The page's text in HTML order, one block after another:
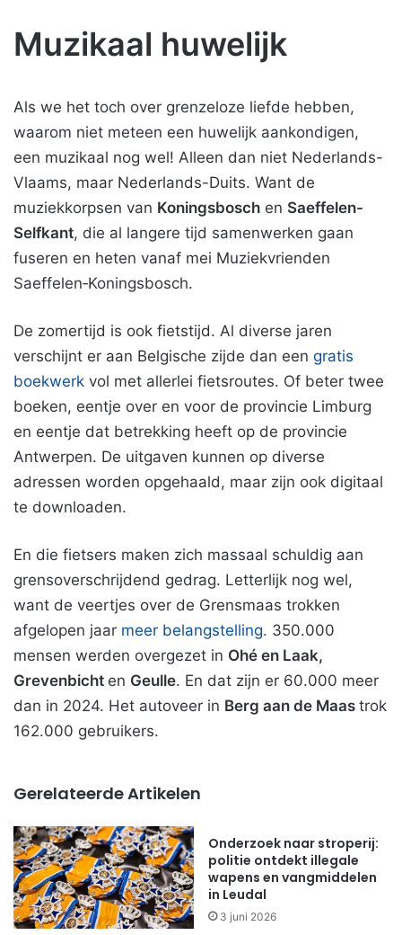
Muzikaal huwelijk
Als we het toch over grenzeloze liefde hebben,
waarom niet meteen een huwelijk aankondigen,
een muzikaal nog wel! Alleen dan niet Nederlands-
Vlaams, maar Nederlands-Duits. Want de
muziekkorpsen van Koningsbosch en Saeffelen-
Selfkant, die al langere tijd samenwerken gaan
fuseren en heten vanaf mei Muziekvrienden
Saeffelen‑Koningsbosch.
De zomertijd is ook fietstijd. Al diverse jaren
verschijnt er aan Belgische zijde dan een gratis
boekwerk vol met allerlei fietsroutes. Of beter twee
boeken, eentje over en voor de provincie Limburg
en eentje dat betrekking heeft op de provincie
Antwerpen. De uitgaven kunnen op diverse
adressen worden opgehaald, maar zijn ook digitaal
te downloaden.
En die fietsers maken zich massaal schuldig aan
grensoverschrijdend gedrag. Letterlijk nog wel,
want de veertjes over de Grensmaas trokken
afgelopen jaar meer belangstelling. 350.000
mensen werden overgezet in Ohé en Laak,
Grevenbicht en Geulle. En dat zijn er 60.000 meer
dan in 2024. Het autoveer in Berg aan de Maas trok
162.000 gebruikers.
Gerelateerde Artikelen
Onderzoek naar stroperij:
politie ontdekt illegale
wapens en vangmiddelen
in Leudal
3 juni 2026